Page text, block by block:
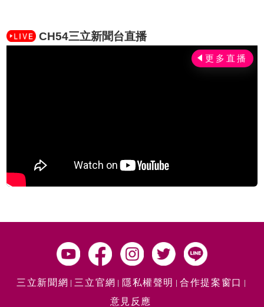
CH54三立新聞台直播
三立新聞網 三立官網 隱私權聲明
合作提案窗口
意見反應